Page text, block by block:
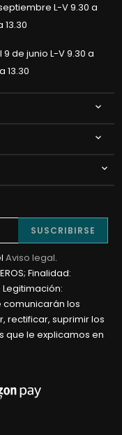
L-V 9.30 a
13.30
de junio L-V 9.30 a
13.30



SUSCRIBIRSE
Aviso legal.
Finalidad:
comunicarán los
rectificar, suprimir los
que le explicamos en